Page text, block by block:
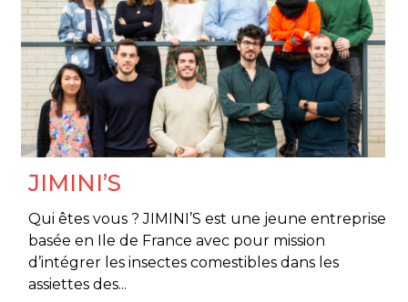
JIMINI’S
Qui êtes vous ? JIMINI’S est une jeune entreprise
basée en Ile de France avec pour mission
d’intégrer les insectes comestibles dans les
assiettes des...